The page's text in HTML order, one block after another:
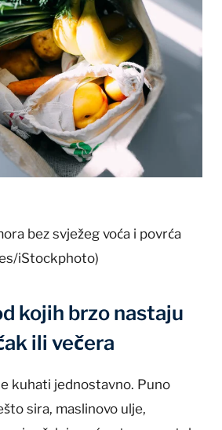
bez svježeg voća i povrća
iStockphoto)
kojih brzo nastaju
ili večera
kuhati jednostavno. Puno
sira, maslinovo ulje,